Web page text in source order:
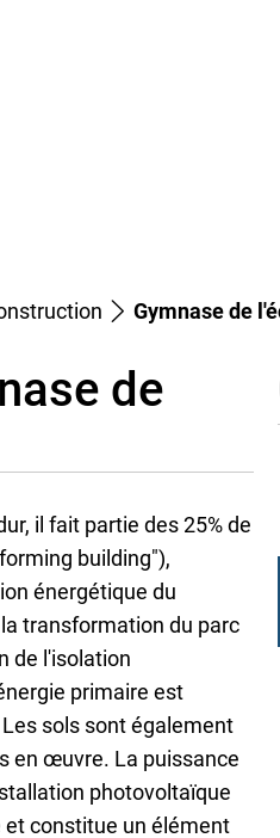
Gymnase de
de
il fait partie des 25% de
building"),
énergétique du
transformation du parc
de l'isolation
primaire est
sols sont également
en œuvre. La puissance
photovoltaïque
et constitue un élément